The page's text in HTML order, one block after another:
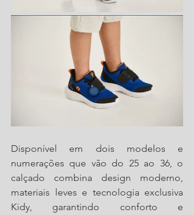
Disponível em dois modelos e
numerações que vão do 25 ao 36, o
calçado combina design moderno,
materiais leves e tecnologia exclusiva
Kidy, garantindo conforto e